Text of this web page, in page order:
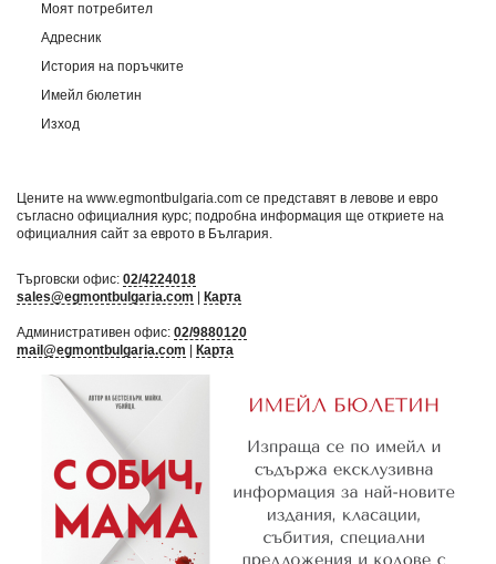
Моят потребител
Адресник
История на поръчките
Имейл бюлетин
Изход
Цените на www.egmontbulgaria.com се представят в левове и евро
съгласно официалния курс; подробна информация ще откриете на
официалния сайт за еврото в България
Търговски офис: 02/4224018
sales@egmontbulgaria.com | Карта
Административен офис: 02/9880120
mail@egmontbulgaria.com | Карта